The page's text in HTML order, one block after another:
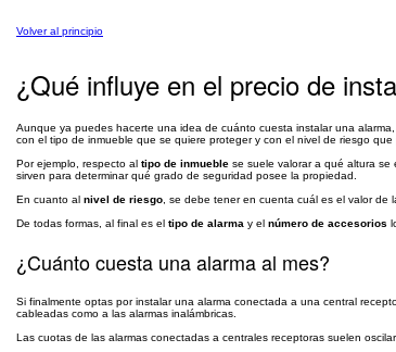
Volver al principio
¿Qué influye en el precio de
Aunque ya puedes hacerte una idea de cuánto cuesta instalar una
con el tipo de inmueble que se quiere proteger y con el nivel de riesgo que
Por ejemplo, respecto al tipo de inmueble se suele valorar a qué altura
sirven para determinar qué grado de seguridad posee la propiedad.
En cuanto al nivel de riesgo , se debe tener en cuenta cuál es el valor
De todas formas, al final es el tipo de alarma y el número de accesorios
¿Cuánto cuesta una alarma al mes?
Si finalmente optas por instalar una alarma conectada a una central
cableadas como a las alarmas inalámbricas.
Las cuotas de las alarmas conectadas a centrales receptoras suelen